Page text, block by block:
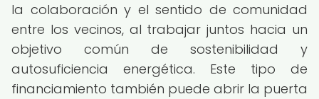
la colaboración y el sentido de comunidad
entre los vecinos, al trabajar juntos hacia un
objetivo común de sostenibilidad y
autosuficiencia energética. Este tipo de
financiamiento también puede abrir la puerta